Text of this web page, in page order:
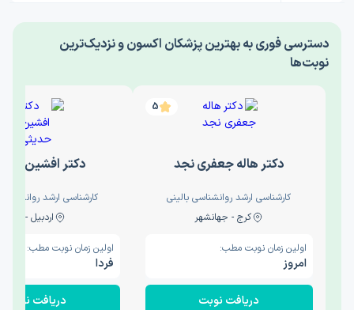
‎دسترسی فوری به بهترین پزشکان اکسون و نزدیک‌ترین
نوبت‌ها
5
دکتر هاله جعفری نجد
کارشناسی ارشد روانشناسی بالینی
کرج - جهانشهر
اولین زمان نوبت مطب:
امروز
دریافت نوبت
دکتر افشین
کارشناسی ارشد
اردبیل - والی
اولین زمان نوبت مطب:
فردا
دریافت نوبت